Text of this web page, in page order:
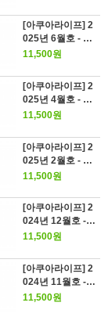
[아쿠아라이프] 2
025년 6월호 - 인
테리어와 아쿠아
11,500원
[아쿠아라이프] 2
025년 4월호 - 현
대의 고대어
11,500원
[아쿠아라이프] 2
025년 2월호 - 드
워프 시클리드 뉴
11,500원
[아쿠아라이프] 2
024년 12월호 -
어레인지는 자유
수조"
11,500원
[아쿠아라이프] 2
024년 11월호 -
수조전생! 메다
11,500원